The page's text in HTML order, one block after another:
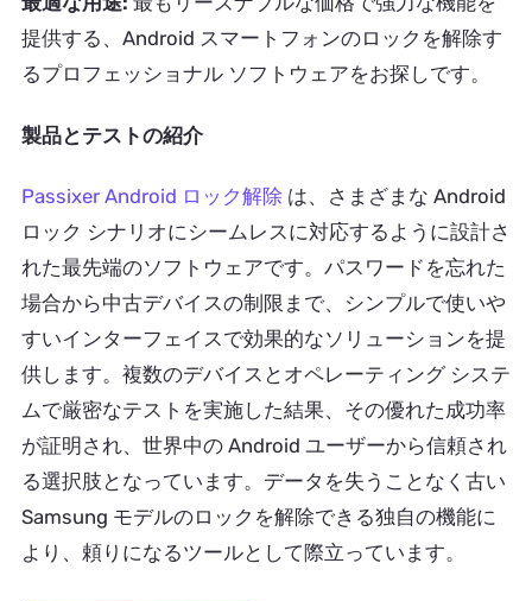
提供する、Android スマートフォンのロックを解除す
るプロフェッショナル ソフトウェアをお探しです。
製品とテストの紹介
Passixer Android ロック解除 は、さまざまな Android
ロック シナリオにシームレスに対応するように設計さ
れた最先端のソフトウェアです。パスワードを忘れた
場合から中古デバイスの制限まで、シンプルで使いや
すいインターフェイスで効果的なソリューションを提
供します。複数のデバイスとオペレーティング システ
ムで厳密なテストを実施した結果、その優れた成功率
が証明され、世界中の Android ユーザーから信頼され
る選択肢となっています。データを失うことなく古い
Samsung モデルのロックを解除できる独自の機能に
より、頼りになるツールとして際立っています。